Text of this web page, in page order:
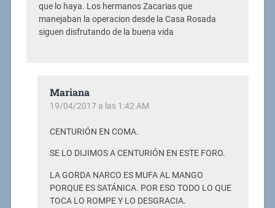
que lo haya. Los hermanos Zacarias que
manejaban la operacion desde la Casa Rosada
siguen disfrutando de la buena vida
Mariana
19/04/2017 a las 1:42 AM
CENTURIÓN EN COMA.
SE LO DIJIMOS A CENTURIÓN EN ESTE FORO.
LA GORDA NARCO ES MUFA AL MANGO
PORQUE ES SATÁNICA. POR ESO TODO LO QUE
TOCA LO ROMPE Y LO DESGRACIA.